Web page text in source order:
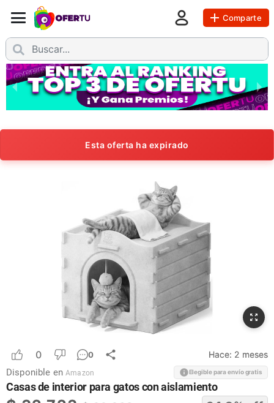
Comparte
Esta oferta ha expirado
0 0 Hace: 2 meses
Disponible en Amazon Elegible para envío gratis
Casas de interior para gatos con aislamiento